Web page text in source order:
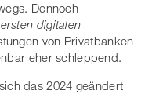
Dennoch
digitalen
von Privatbanken
eher schleppend.
das 2024 geändert